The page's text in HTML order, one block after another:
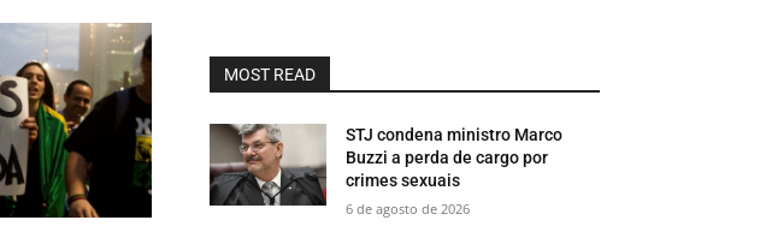
MOST READ
STJ condena ministro Marco
Buzzi a perda de cargo por
crimes sexuais
6 de agosto de 2026